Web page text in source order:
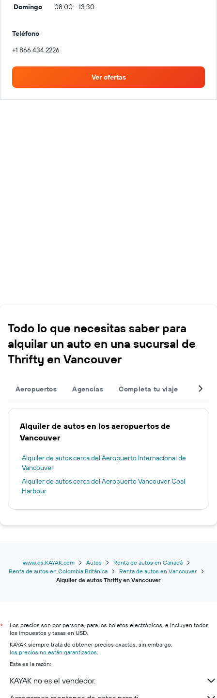
Domingo
08:00 - 13:30
Teléfono
+1 866 434 2226
Ver ofertas
Todo lo que necesitas saber para
alquilar un auto en una sucursal de
Thrifty en Vancouver
Aeropuertos Agencias Completa tu viaje Otros
Alquiler de autos en los aeropuertos de
Vancouver
Alquiler de autos cerca del Aeropuerto Internacional de
Vancouver
Alquiler de autos cerca del Aeropuerto Vancouver Coal
Harbour
www.es.KAYAK.com Autos
Renta de autos en Canadá
Renta de autos en Colombia Británica
Renta de autos en Vancouver
Alquiler de autos Thrifty en Vancouver
*
Los precios son por persona, para los boletos electrónicos, e incluyen todos
los impuestos y tasas en USD.
KAYAK siempre trata de obtener precios exactos, sin embargo,
los precios no están garantizados
Esta es la razón:
KAYAK no es el vendedor.